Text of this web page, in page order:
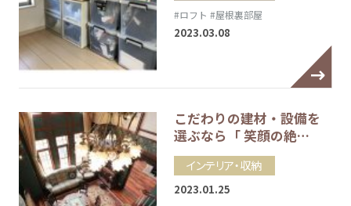
#ロフト #屋根裏部屋
2023.03.08
こだわりの建材・設備を
選ぶなら「 笑顔の絶…
インテリア・収納
2023.01.25